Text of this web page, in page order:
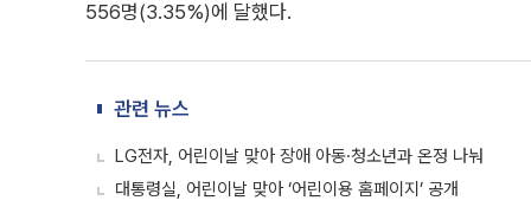
556명(3.35%)에 달했다.
관련 뉴스
LG전자, 어린이날 맞아 장애 아동·청소년과 온정 나눠
대통령실, 어린이날 맞아 ‘어린이용 홈페이지’ 공개